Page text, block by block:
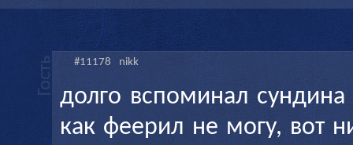
#11178 nikk
долго вспоминал
как феерил не могу, вот